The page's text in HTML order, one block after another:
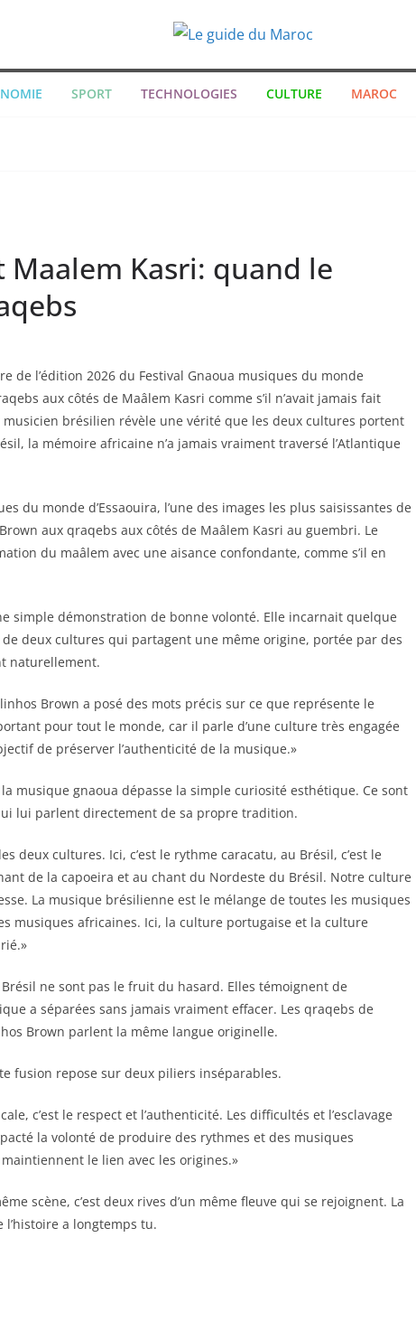
SPORT TECHNOLOGIES CULTURE MAROC
Kasri: quand le
de l’édition 2026 du Festival Gnaoua musiques du monde
aux côtés de Maâlem Kasri comme s’il n’avait jamais fait
brésilien révèle une vérité que les deux cultures portent
la mémoire africaine n’a jamais vraiment traversé l’Atlantique
du monde d’Essaouira, l’une des images les plus saisissantes de
aux qraqebs aux côtés de Maâlem Kasri au guembri. Le
du maâlem avec une aisance confondante, comme s’il en
simple démonstration de bonne volonté. Elle incarnait quelque
deux cultures qui partagent une même origine, portée par des
naturellement.
Brown a posé des mots précis sur ce que représente le
pour tout le monde, car il parle d’une culture très engagée
de préserver l’authenticité de la musique.»
musique gnaoua dépasse la simple curiosité esthétique. Ce sont
lui parlent directement de sa propre tradition.
deux cultures. Ici, c’est le rythme caracatu, au Brésil, c’est le
de la capoeira et au chant du Nordeste du Brésil. Notre culture
La musique brésilienne est le mélange de toutes les musiques
musiques africaines. Ici, la culture portugaise et la culture
ne sont pas le fruit du hasard. Elles témoignent de
a séparées sans jamais vraiment effacer. Les qraqebs de
Brown parlent la même langue originelle.
fusion repose sur deux piliers inséparables.
c’est le respect et l’authenticité. Les difficultés et l’esclavage
la volonté de produire des rythmes et des musiques
le lien avec les origines.»
scène, c’est deux rives d’un même fleuve qui se rejoignent. La
a longtemps tu.